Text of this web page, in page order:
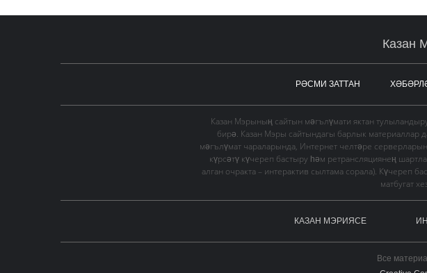
Казан
РӘСМИ ЗАТТАН
Казан Мэрының сайтын мәгълүмати яктан
бирә. Казан Мэры сайтындагы барлык материаллар
мәгълүмат чараларында, Интернет челтәре
күрсәтү күчереп бастыру һәм ретрансляциянең
алган очракта – интерактив сылтама сорала). Күчереп
матбугат
КАЗАН МЭРИЯСЕ
Все